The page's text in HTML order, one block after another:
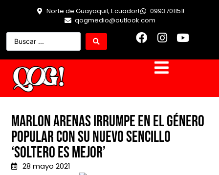
Norte de Guayaquil, Ecuador
0993701151
qogmedio@outlook.com
Marlon Arenas irrumpe en el género
popular con su nuevo sencillo
‘Soltero Es Mejor’
28 mayo 2021